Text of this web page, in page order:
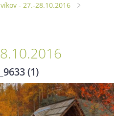
- 27.-28.10.2016
(1)